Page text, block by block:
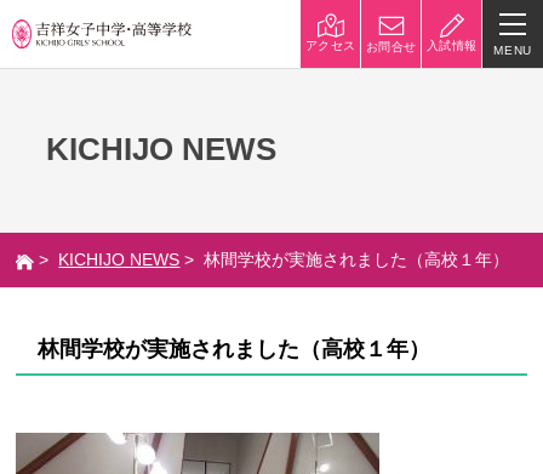
アクセス お問合せ 入試情報 MENU
校長挨拶
八王子キャンパス 学校規模
災害への対策 学校紹介動画
祥美会（保護者の会）・淑美
会（卒業生の会）
サポーターズサイト（寄付金
のお願い）
KICHIJO NEWS
> KICHIJO NEWS > 林間学校が実施されました（高校１年）
林間学校が実施されました（高校１年）